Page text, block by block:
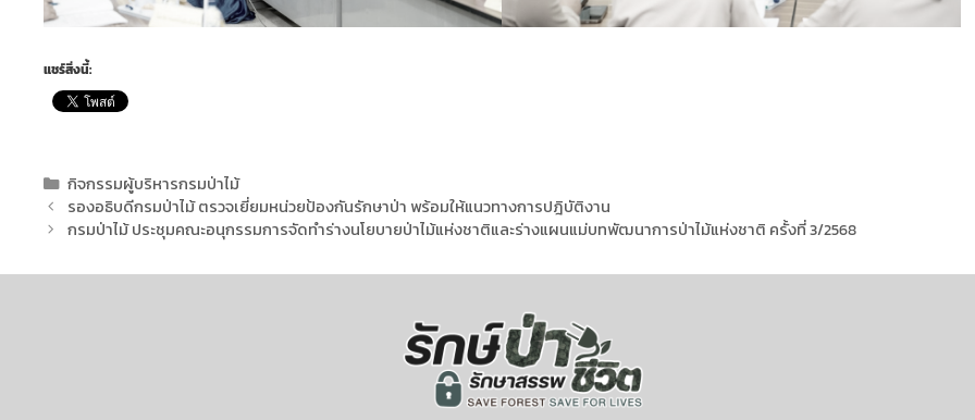
แชร์สิ่งนี้:
กิจกรรมผู้บริหารกรมป่าไม้
รองอธิบดีกรมป่าไม้ ตรวจเยี่ยมหน่วยป้องกันรักษาป่า พร้อมให้แนวทางการปฎิบัติงาน
กรมป่าไม้ ประชุมคณะอนุกรรมการจัดทำร่างนโยบายป่าไม้แห่งชาติและร่างแผนแม่บทพัฒนาการป่าไม้แห่งชาติ ครั้งที่ 3/2568